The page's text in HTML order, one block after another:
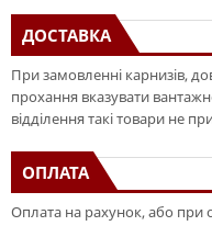
ДОСТАВКА
При замовленні карнизів,
прохання вказувати
відділення такі товари не
ОПЛАТА
Оплата на рахунок, або при